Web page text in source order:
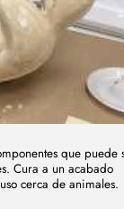
que puede
Cura a un acabado
cerca de animales.